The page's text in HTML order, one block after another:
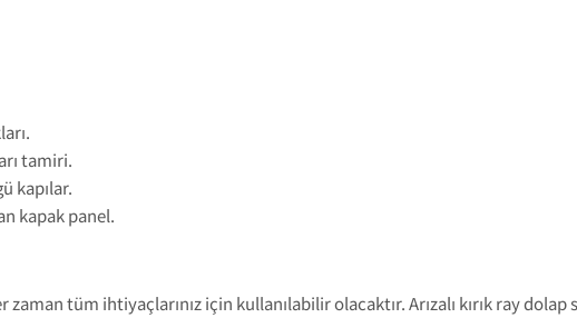
tamiri.
kapılar.
kapak panel.
tüm ihtiyaçlarınız için kullanılabilir olacaktır. Arızalı kırık ray